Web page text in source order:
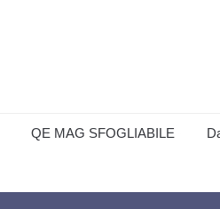
QE MAG SFOGLIABILE